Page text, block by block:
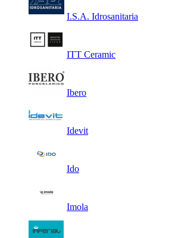
I.S.A. Idrosanitaria
ITT Ceramic
Ibero
Idevit
Ido
Imola